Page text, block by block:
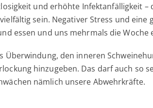
und erhöhte Infektanfälligkeit
sein. Negativer Stress und
essen und uns mehrmals die
Überwindung, den inneren
hinzugeben. Das darf auch so
nämlich unsere Abwehrkräfte.